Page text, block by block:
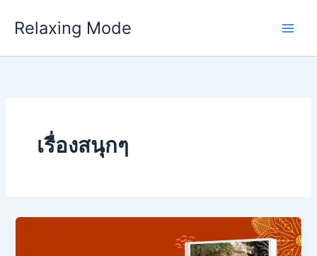
Relaxing Mode
เรื่องสนุกๆ